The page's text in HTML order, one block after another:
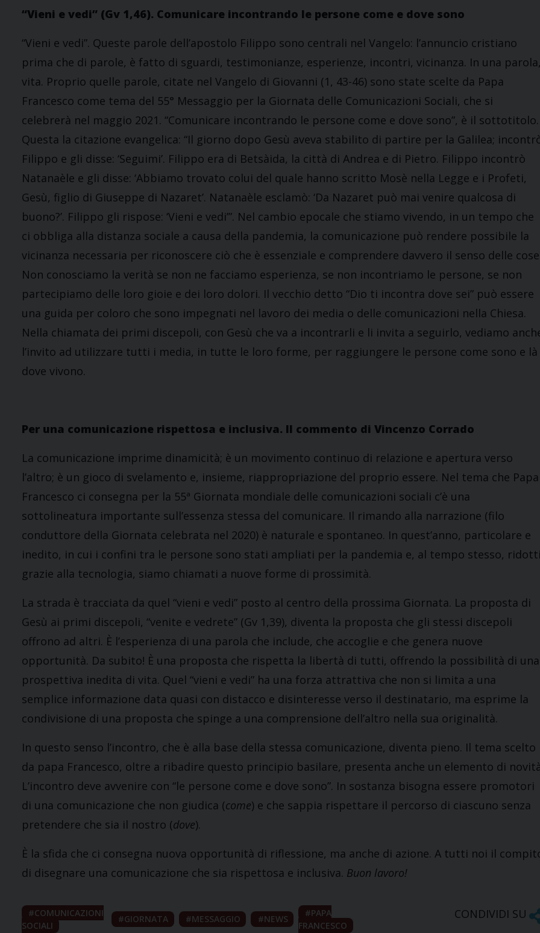
“Vieni e vedi” (Gv 1,46). Comunicare incontrando le persone come e dove sono
“Vieni e vedi”. Queste parole dell’apostolo Filippo sono centrali nel Vangelo: l’annuncio cristiano
prima che di parole, è fatto di sguardi, testimonianze, esperienze, incontri, vicinanza. In una
vita. Proprio quelle parole, citate nel Vangelo di Giovanni (1, 43-46) sono state scelte da Papa
Francesco come tema del 55° Messaggio per la Giornata delle Comunicazioni Sociali, che si
celebrerà nel maggio 2021. “Comunicare incontrando le persone come e dove sono”, è il sottotitolo.
Questa la citazione evangelica: “Il giorno dopo Gesù aveva stabilito di partire per la Galilea;
Filippo e gli disse: ‘Seguimi’. Filippo era di Betsàida, la città di Andrea e di Pietro. Filippo incontrò
Natanaèle e gli disse: ‘Abbiamo trovato colui del quale hanno scritto Mosè nella Legge e i Profeti,
Gesù, figlio di Giuseppe di Nazaret’. Natanaèle esclamò: ‘Da Nazaret può mai venire qualcosa di
buono?’. Filippo gli rispose: ‘Vieni e vedi’”. Nel cambio epocale che stiamo vivendo, in un tempo che
ci obbliga alla distanza sociale a causa della pandemia, la comunicazione può rendere possibile la
vicinanza necessaria per riconoscere ciò che è essenziale e comprendere davvero il senso delle
Non conosciamo la verità se non ne facciamo esperienza, se non incontriamo le persone, se non
partecipiamo delle loro gioie e dei loro dolori. Il vecchio detto “Dio ti incontra dove sei” può essere
una guida per coloro che sono impegnati nel lavoro dei media o delle comunicazioni nella Chiesa.
Nella chiamata dei primi discepoli, con Gesù che va a incontrarli e li invita a seguirlo, vediamo
l’invito ad utilizzare tutti i media, in tutte le loro forme, per raggiungere le persone come sono e là
dove vivono.
Per una comunicazione rispettosa e inclusiva. Il commento di Vincenzo Corrado
La comunicazione imprime dinamicità; è un movimento continuo di relazione e apertura verso
l’altro; è un gioco di svelamento e, insieme, riappropriazione del proprio essere. Nel tema che Papa
Francesco ci consegna per la 55ª Giornata mondiale delle comunicazioni sociali c’è una
sottolineatura importante sull’essenza stessa del comunicare. Il rimando alla narrazione (filo
conduttore della Giornata celebrata nel 2020) è naturale e spontaneo. In quest’anno, particolare e
inedito, in cui i confini tra le persone sono stati ampliati per la pandemia e, al tempo stesso,
grazie alla tecnologia, siamo chiamati a nuove forme di prossimità.
La strada è tracciata da quel “vieni e vedi” posto al centro della prossima Giornata. La proposta di
Gesù ai primi discepoli, “venite e vedrete” (Gv 1,39), diventa la proposta che gli stessi discepoli
offrono ad altri. È l’esperienza di una parola che include, che accoglie e che genera nuove
opportunità. Da subito! È una proposta che rispetta la libertà di tutti, offrendo la possibilità di una
prospettiva inedita di vita. Quel “vieni e vedi” ha una forza attrattiva che non si limita a una
semplice informazione data quasi con distacco e disinteresse verso il destinatario, ma esprime la
condivisione di una proposta che spinge a una comprensione dell’altro nella sua originalità.
In questo senso l’incontro, che è alla base della stessa comunicazione, diventa pieno. Il tema scelto
da papa Francesco, oltre a ribadire questo principio basilare, presenta anche un elemento di
L’incontro deve avvenire con “le persone come e dove sono”. In sostanza bisogna essere promotori
di una comunicazione che non giudica (come) e che sappia rispettare il percorso di ciascuno senza
pretendere che sia il nostro (dove).
È la sfida che ci consegna nuova opportunità di riflessione, ma anche di azione. A tutti noi il
di disegnare una comunicazione che sia rispettosa e inclusiva. Buon lavoro!
COMUNICAZIONI
SOCIALI
GIORNATA MESSAGGIO NEWS
PAPA
FRANCESCO
CONDIVIDI SU